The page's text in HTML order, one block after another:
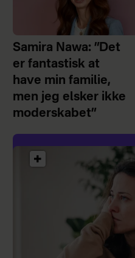
Samira Nawa: ”Det
er fantastisk at
have min familie,
men jeg elsker ikke
moderskabet”